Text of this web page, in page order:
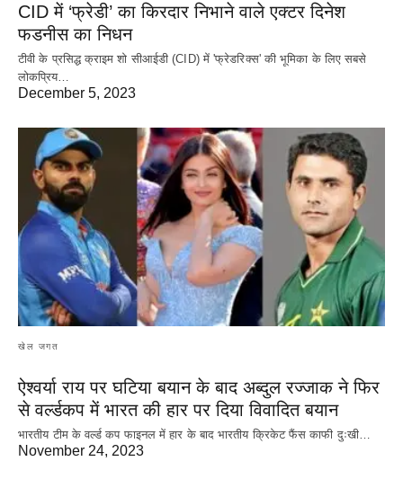
CID में ‘फ्रेडी’ का किरदार निभाने वाले एक्टर दिनेश
फडनीस का निधन
टीवी के प्रसिद्ध क्राइम शो सीआईडी (CID) में 'फ्रेडरिक्स' की भूमिका के लिए सबसे
लोकप्रिय…
December 5, 2023
खेल जगत
ऐश्वर्या राय पर‌ घटिया बयान के बाद अब्दुल रज्जाक ने फिर
से वर्ल्डकप में भारत की हार पर दिया विवादित बयान
भारतीय टीम के वर्ल्ड कप फाइनल में हार के‌ बाद भारतीय क्रिकेट फैंस काफी दुःखी…
November 24, 2023